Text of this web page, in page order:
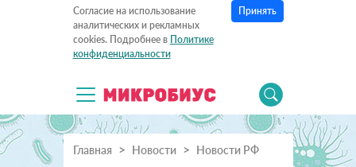
Согласие на использование
аналитических и рекламных
cookies. Подробнее в Политике
конфиденциальности
Принять
Главная Новости Новости РФ